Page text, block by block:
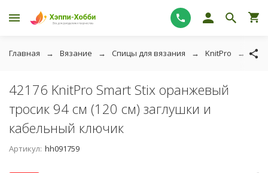
Главная Вязание Спицы для вязания KnitPro
42176 KnitPro Smart Stix оранжевый
тросик 94 см (120 см) заглушки и
кабельный ключик
Артикул: hh091759